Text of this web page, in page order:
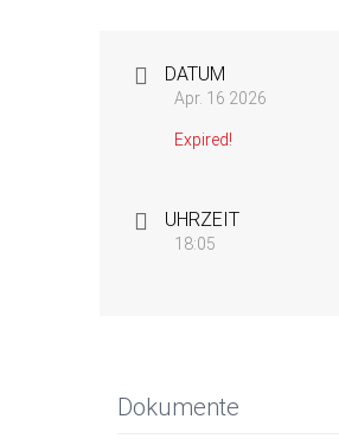
DATUM
Apr. 16 2026
Expired!
UHRZEIT
18:05
Dokumente